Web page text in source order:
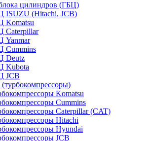
цилиндров (ГБЦ)
ISUZU (Hitachi, JCB)
Komatsu
Caterpillar
Yanmar
Cummins
Deutz
Kubota
JCB
Komatsu
Cummins
Caterpillar (CAT)
Hitachi
Hyundai
JCB